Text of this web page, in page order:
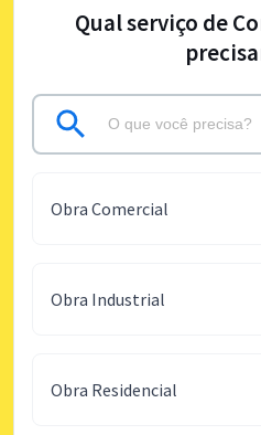
Qual serviço de
Obra Comercial
Obra Industrial
Obra Residencial